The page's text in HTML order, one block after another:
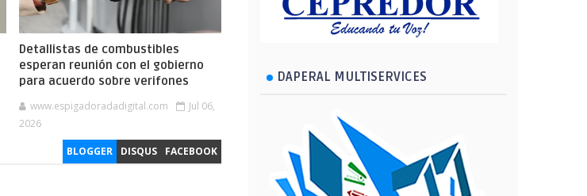
Detallistas de combustibles
esperan reunión con el gobierno
para acuerdo sobre verifones
www.espigadoradadigital.com
Jul 06,
2026
BLOGGER DISQUS FACEBOOK
DAPERAL MULTISERVICES